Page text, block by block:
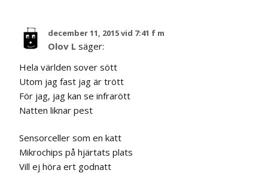
december 11, 2015 vid 7:41 f m
Olov L säger:
Hela världen sover sött
Utom jag fast jag är trött
För jag, jag kan se infrarött
Natten liknar pest
Sensorceller som en katt
Mikrochips på hjärtats plats
Vill ej höra ert godnatt